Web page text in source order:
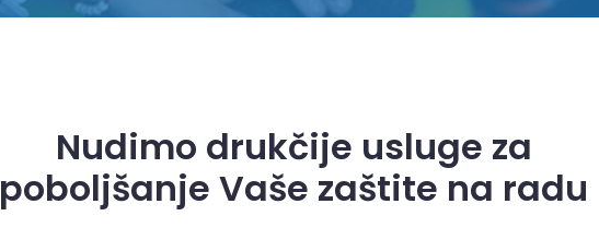
Nudimo drukčije usluge za
poboljšanje Vaše zaštite na radu